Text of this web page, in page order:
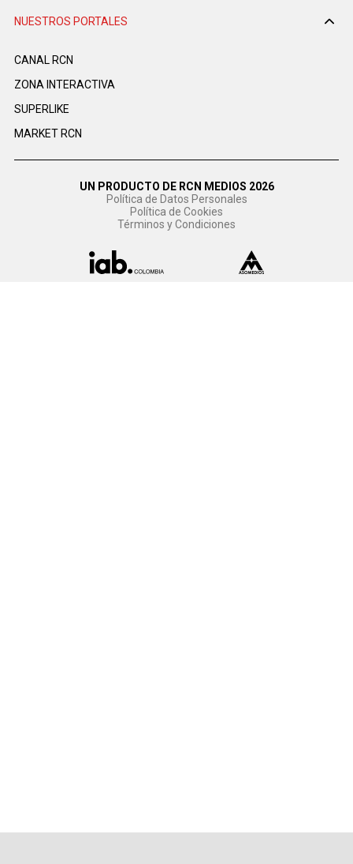
NUESTROS PORTALES
CANAL RCN
ZONA INTERACTIVA
SUPERLIKE
MARKET RCN
UN PRODUCTO DE RCN MEDIOS 2026
Política de Datos Personales
Política de Cookies
Términos y Condiciones